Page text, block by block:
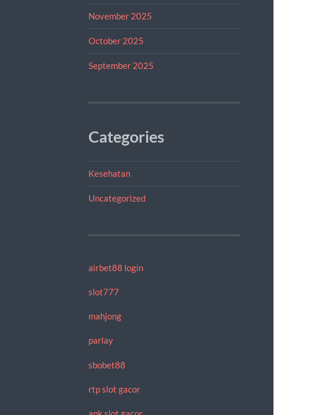
November 2025
October 2025
September 2025
Categories
Kesehatan
Uncategorized
airbet88 login
slot777
mahjong
parlay
sbobet88
rtp slot gacor